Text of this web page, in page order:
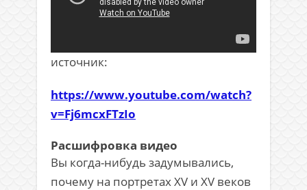
источник:
https://www.youtube.com/watch?
v=Fj6mcxFTzIo
Расшифровка видео
Вы когда-нибудь задумывались,
почему на портретах XV и XV веков